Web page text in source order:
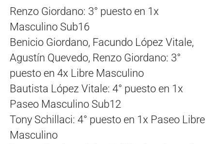
Renzo Giordano: 3° puesto en 1x
Masculino Sub16
Benicio Giordano, Facundo López Vitale,
Agustín Quevedo, Renzo Giordano: 3°
puesto en 4x Libre Masculino
Bautista López Vitale: 4° puesto en 1x
Paseo Masculino Sub12
Tony Schillaci: 4° puesto en 1x Paseo Libre
Masculino